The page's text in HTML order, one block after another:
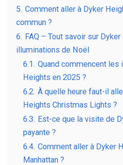
5. Comment aller à Dyker
commun ?
6. FAQ – Tout savoir sur
illuminations de Noël
6.1. Quand commencent les
Heights en 2025 ?
6.2. À quelle heure faut-il
Heights Christmas Lights ?
6.3. Est-ce que la visite de
payante ?
6.4. Comment aller à Dyker
Manhattan ?